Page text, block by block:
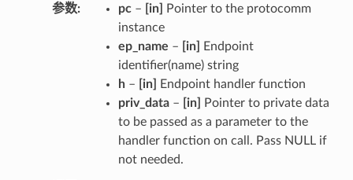
参数 pc– [in]
Pointer to the protocomm
instance
ep_name – [in]
Endpoint
identifier(name) string
h– [in]
Endpoint handler function
priv_data– [in]
Pointer to private data
to be passed as a parameter to the
handler function on call. Pass NULL if
not needed.